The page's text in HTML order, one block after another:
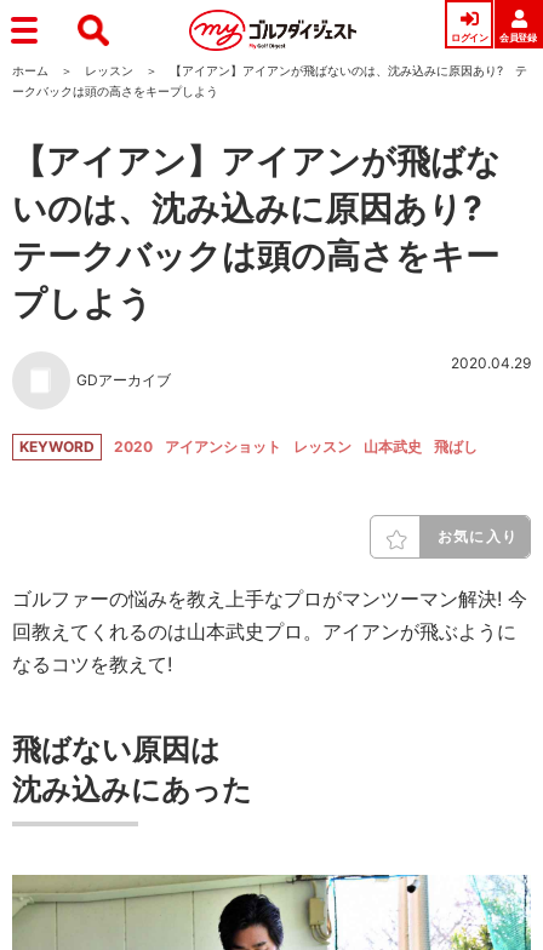
ログイン 会員登録
ホーム レッスン
【アイアン】アイアンが飛ばないのは、沈み込みに原因あり? テ
ークバックは頭の高さをキープしよう
【アイアン】アイアンが飛ばな
いのは、沈み込みに原因あり?
テークバックは頭の高さをキー
プしよう
GDアーカイブ
2020.04.29
KEYWORD 2020 アイアンショット レッスン 山本武史 飛ばし
お気に入り
ゴルファーの悩みを教え上手なプロがマンツーマン解決! 今
回教えてくれるのは山本武史プロ。アイアンが飛ぶように
なるコツを教えて!
飛ばない原因は
沈み込みにあった